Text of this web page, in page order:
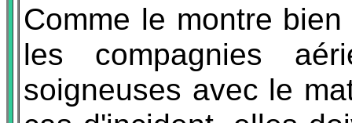
Comme le montre
les compagnies
soigneuses avec le